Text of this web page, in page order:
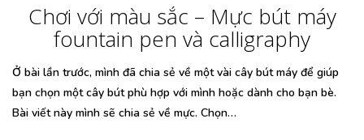
Chơi với màu sắc – Mực bút máy
fountain pen và calligraphy
Ở bài lần trước, mình đã chia sẻ về một vài cây bút máy để giúp
bạn chọn một cây bút phù hợp với mình hoặc dành cho bạn bè.
Bài viết này mình sẽ chia sẻ về mực. Chọn…